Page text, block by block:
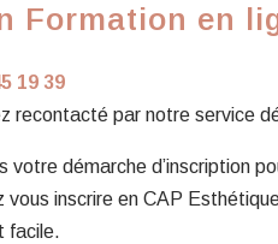
Formation en
19 39
recontacté par notre service
votre démarche d’inscription
inscrire en CAP
facile.